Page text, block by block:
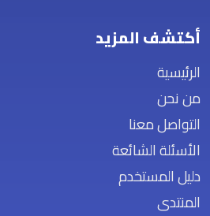
أكتشف المزيد
الرئيسية
من نحن
التواصل معنا
الأسئلة الشائعة
دليل المستخدم
المنتدى